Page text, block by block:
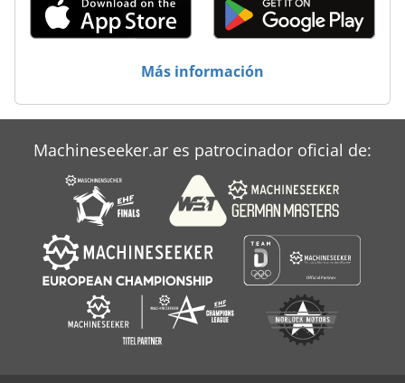
Más información
Machineseeker.ar es patrocinador oficial de: